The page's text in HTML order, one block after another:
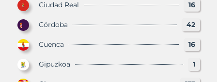
Ciudad Real 16
Córdoba 42
Cuenca 16
Gipuzkoa 1